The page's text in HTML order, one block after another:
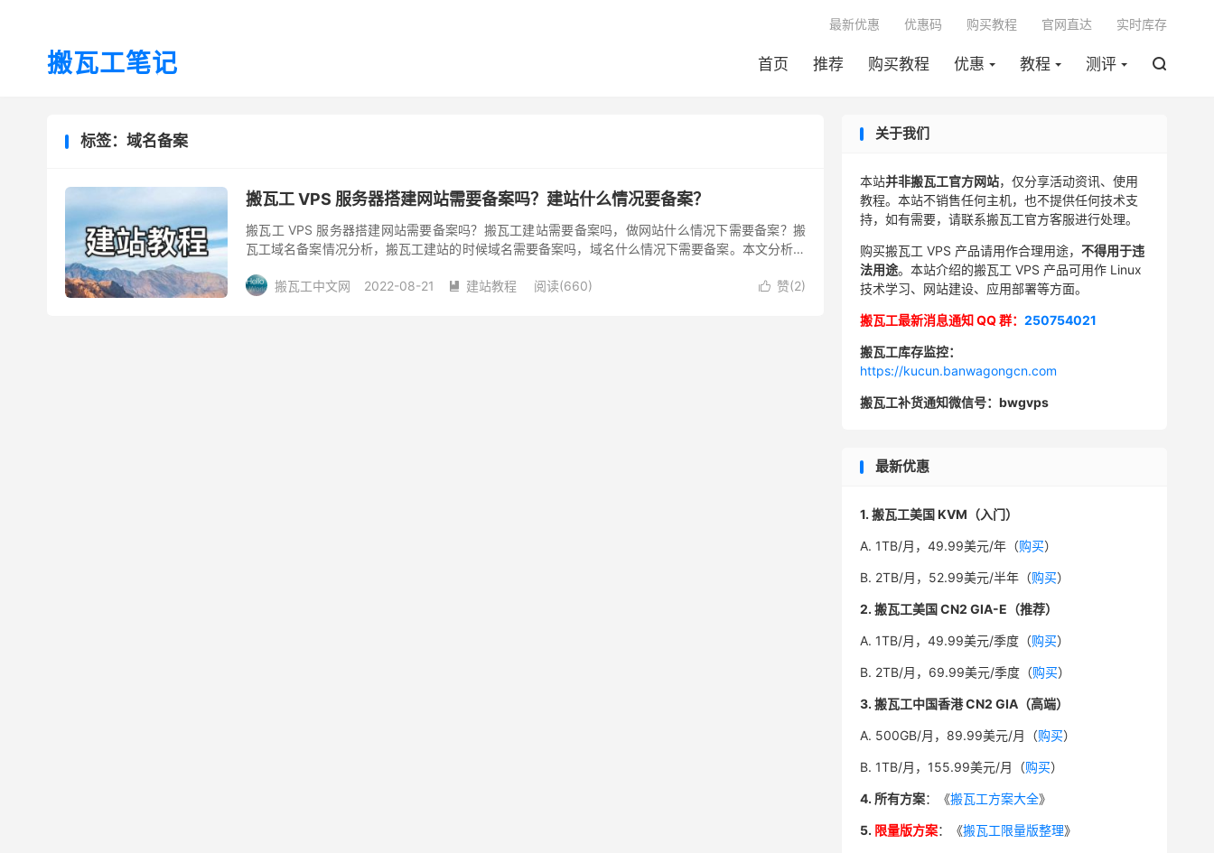
搬瓦工笔记 首页 推荐 购买教程 优惠 教程 测评 
最新优惠 优惠码 购买教程 官网直达 实时库存
标签：域名备案
搬瓦工 VPS 服务器搭建网站需要备案吗？建站什么情况要备案？
搬瓦工 VPS 服务器搭建网站需要备案吗？搬瓦工建站需要备案吗，做网站什么情况下需要备案？搬
瓦工域名备案情况分析，搬瓦工建站的时候域名需要备案吗，域名什么情况下需要备案。本文分析一
搬瓦工中文网
2022-08-21  建站教程 阅读(660)  赞(2)
关于我们
本站并非搬瓦工官方网站，仅分享活动资讯、使用
教程。本站不销售任何主机，也不提供任何技术支
持，如有需要，请联系搬瓦工官方客服进行处理。
购买搬瓦工 VPS 产品请用作合理用途， 不得用于违
法用途。本站介绍的搬瓦工 VPS 产品可用作 Linux
技术学习、网站建设、应用部署等方面。
搬瓦工最新消息通知 QQ 群： 250754021
搬瓦工库存监控：
https://kucun.banwagongcn.com
搬瓦工补货通知微信号：bwgvps
最新优惠
1. 搬瓦工美国 KVM（入门）
A. 1TB/月，49.99美元/年（购买）
B. 2TB/月，52.99美元/半年（购买）
2. 搬瓦工美国 CN2 GIA-E（推荐）
A. 1TB/月，49.99美元/季度（购买）
B. 2TB/月，69.99美元/季度（购买）
3. 搬瓦工中国香港 CN2 GIA（高端）
A. 500GB/月，89.99美元/月（购买）
B. 1TB/月，155.99美元/月（购买）
4. 所有方案：《搬瓦工方案大全》
5. 限量版方案：《搬瓦工限量版整理》